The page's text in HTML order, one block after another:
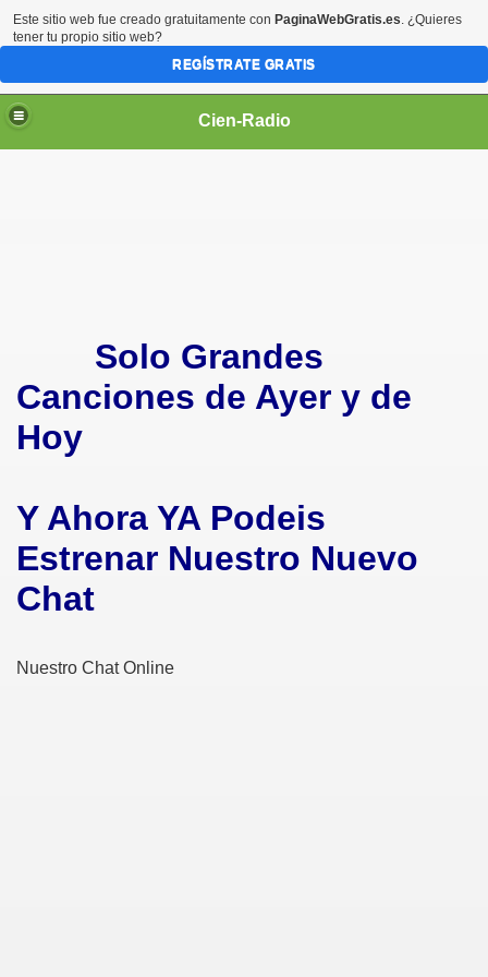
Cien-Radio
Solo Grandes
Canciones de Ayer y de
Hoy
Y Ahora YA Podeis
Estrenar Nuestro Nuevo
Chat
Nuestro Chat Online
Este sitio web fue creado gratuitamente con PaginaWebGratis.es. ¿Quieres
tener tu propio sitio web?
REGÍSTRATE GRATIS